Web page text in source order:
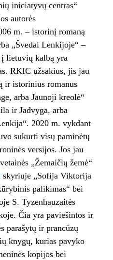
iniciatyvų centras“
autorės
m. – istorinį romaną
„Švedai Lenkijoje“ –
lietuvių kalbą yra
RKIC užsakius, jis jau
ir istorinius romanus
arba Jaunoji kreolė“
ir Jadvyga, arba
2020 m. vykdant
sukurti visų paminėtų
versijos. Jos jau
„Žemaičių žemė“
skyriuje „Sofija Viktorija
palikimas“ bei
S. Tyzenhauzaitės
Čia yra paviešintos ir
parašytų ir prancūzų
knygų, kurias pavyko
kopijos bei